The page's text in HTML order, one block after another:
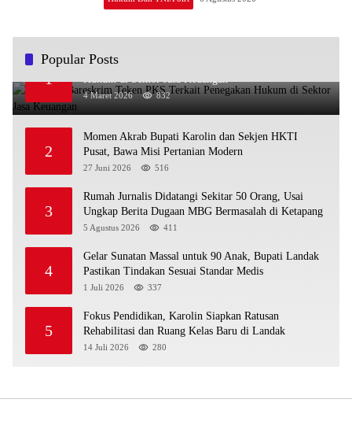
Popular Posts
1
OJK dan Bareskrim Teken PKS Terkait Penegakan
4 Maret 2026 832
2
Momen Akrab Bupati Karolin dan Sekjen HKTI
27 Juni 2026 516
3
Rumah Jurnalis Didatangi Sekitar 50 Orang, Usai
Ungkap Berita Dugaan MBG Bermasalah di Ketapang
5 Agustus 2026 411
4
Gelar Sunatan Massal untuk 90 Anak, Bupati Landak
Pastikan Tindakan Sesuai Standar Medis
1 Juli 2026 337
5
Fokus Pendidikan, Karolin Siapkan Ratusan
Rehabilitasi dan Ruang Kelas Baru di Landak
14 Juli 2026 280